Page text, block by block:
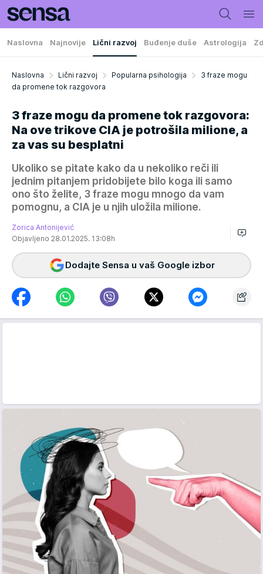
Naslovna Najnovije Lični razvoj Buđenje duše Astrologija
Naslovna Lični razvoj Popularna psihologija
3 fraze mogu
da promene tok razgovora
3 fraze mogu da promene tok razgovora:
Na ove trikove CIA je potrošila milione, a
za vas su besplatni
Ukoliko se pitate kako da u nekoliko reči ili
jednim pitanjem pridobijete bilo koga ili samo
ono što želite, 3 fraze mogu mnogo da vam
pomognu, a CIA je u njih uložila milione.
Zorica Antonijević
Objavljeno 28.01.2025. 13:08h
Dodajte Sensa u vaš Google izbor